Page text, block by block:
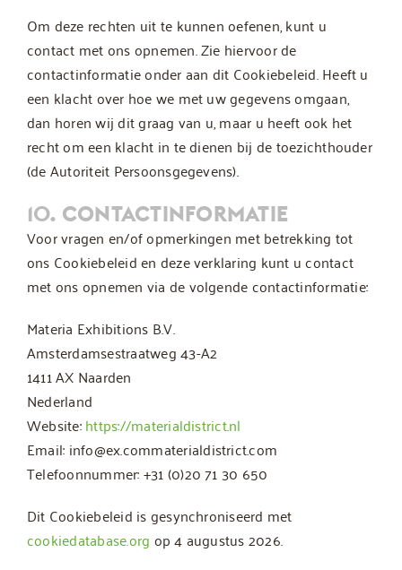
Om deze rechten uit te kunnen oefenen, kunt u
contact met ons opnemen. Zie hiervoor de
contactinformatie onder aan dit Cookiebeleid. Heeft u
een klacht over hoe we met uw gegevens omgaan,
dan horen wij dit graag van u, maar u heeft ook het
recht om een klacht in te dienen bij de toezichthouder
(de Autoriteit Persoonsgegevens).
10. CONTACTINFORMATIE
Voor vragen en/of opmerkingen met betrekking tot
ons Cookiebeleid en deze verklaring kunt u contact
met ons opnemen via de volgende contactinformatie:
Materia Exhibitions B.V.
Amsterdamsestraatweg 43-A2
1411 AX Naarden
Nederland
Website:https://materialdistrict.nl
Email: info@ex.commaterialdistrict.com
Telefoonnummer: +31 (0)20 71 30 650
Dit Cookiebeleid is gesynchroniseerd met
cookiedatabase.org op 4 augustus 2026.